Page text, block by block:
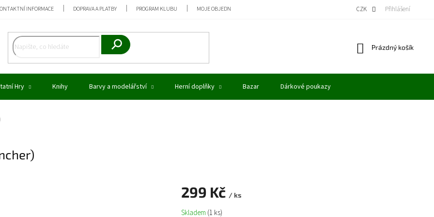
INFORMACE DOPRAVA A PLATBY PROGRAM KLUBU MOJE OBJEDNÁVKA VÝKUP MODELŮ
CZK Přihlášení
Nákupní
Prázdný košík
Hry Knihy Barvy a modelářství Herní doplňky Bazar Dárkové poukazy
299 Kč / ks
Měrná
Skladem (1 ks)